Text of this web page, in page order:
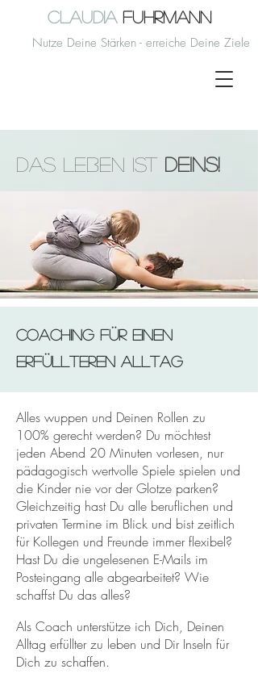
Claudia Fuhrmann
Nutze Deine Stärken - erreiche Deine Ziele
Das Leben ist Deins!
Coaching für einen
erfüllteren Alltag
Alles wuppen und Deinen Rollen zu
100% gerecht werden? Du möchtest
jeden Abend 20 Minuten vorlesen, nur
pädagogisch wertvolle Spiele spielen und
die Kinder nie vor der Glotze parken?
Gleichzeitig hast Du alle beruflichen und
privaten Termine im Blick und bist zeitlich
für Kollegen und Freunde immer flexibel?
Hast Du die ungelesenen E-Mails im
Posteingang alle abgearbeitet? Wie
schaffst Du das alles?
Als Coach unterstütze ich Dich, Deinen
Alltag erfüllter zu leben und Dir Inseln für
Dich zu schaffen.